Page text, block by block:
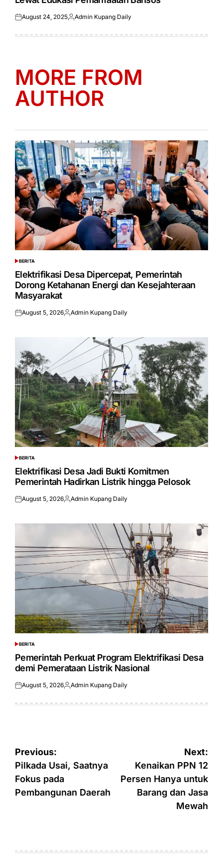
Posted
August 24, 2025Posted
Admin Kupang Daily
MORE FROM
AUTHOR
POSTED
IN
BERITA
Elektrifikasi Desa Dipercepat, Pemerintah
Dorong Ketahanan Energi dan Kesejahteraan
Masyarakat
Posted
August 5, 2026Posted
Admin Kupang Daily
POSTED
IN
BERITA
Elektrifikasi Desa Jadi Bukti Komitmen
Pemerintah Hadirkan Listrik hingga Pelosok
Posted
August 5, 2026Posted
Admin Kupang Daily
POSTED
IN
BERITA
Pemerintah Perkuat Program Elektrifikasi Desa
demi Pemerataan Listrik Nasional
Posted
August 5, 2026Posted
Admin Kupang Daily
Post
navigation
Previous:
Pilkada Usai, Saatnya
Fokus pada
Pembangunan Daerah
Next:
Kenaikan PPN 12
Persen Hanya untuk
Barang dan Jasa
Mewah